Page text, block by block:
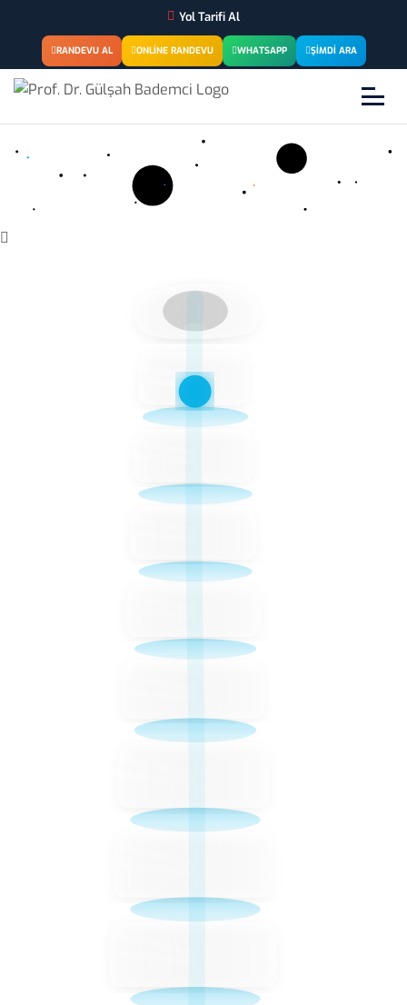
Yol Tarifi Al
RANDEVU AL ONLINE RANDEVU WHATSAPP ŞIMDI ARA